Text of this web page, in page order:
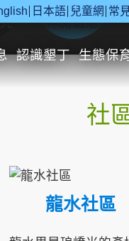
日本語 兒童網 常
認識墾丁 生態保
休閒遊憩
社
龍水社區